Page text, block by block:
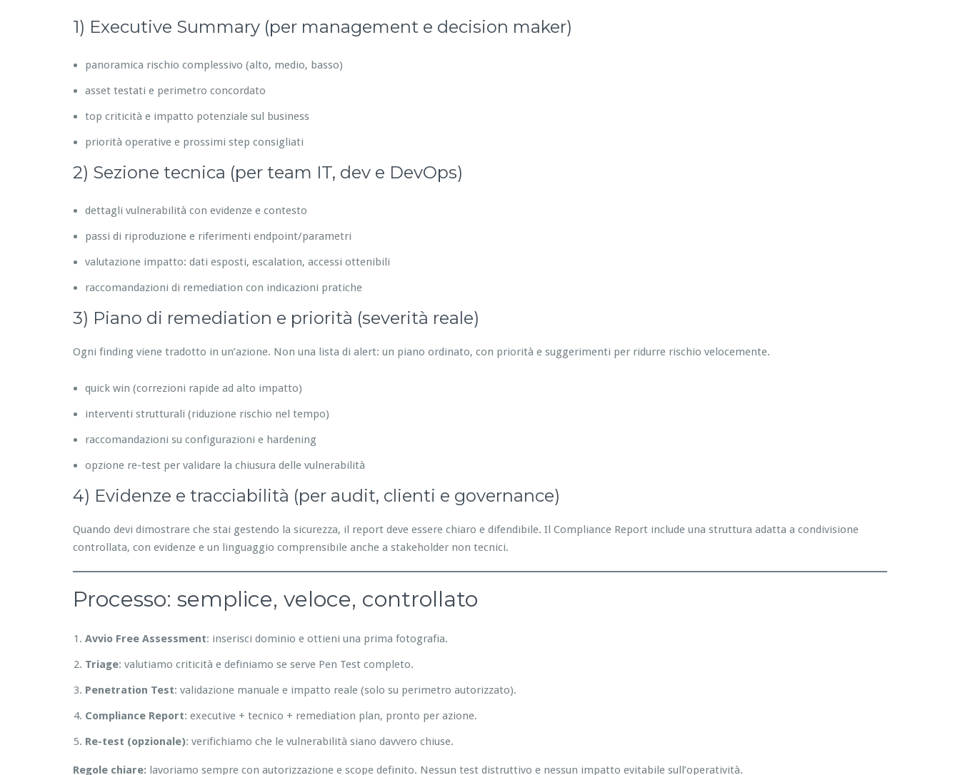
1) Executive Summary (per management e decision maker)
panoramica rischio complessivo (alto, medio, basso)
asset testati e perimetro concordato
top criticità e impatto potenziale sul business
priorità operative e prossimi step consigliati
2) Sezione tecnica (per team IT, dev e DevOps)
dettagli vulnerabilità con evidenze e contesto
passi di riproduzione e riferimenti endpoint/parametri
valutazione impatto: dati esposti, escalation, accessi ottenibili
raccomandazioni di remediation con indicazioni pratiche
3) Piano di remediation e priorità (severità reale)
Ogni finding viene tradotto in un’azione. Non una lista di alert: un piano ordinato, con priorità e suggerimenti per ridurre rischio velocemente.
quick win (correzioni rapide ad alto impatto)
interventi strutturali (riduzione rischio nel tempo)
raccomandazioni su configurazioni e hardening
opzione re-test per validare la chiusura delle vulnerabilità
4) Evidenze e tracciabilità (per audit, clienti e governance)
Quando devi dimostrare che stai gestendo la sicurezza, il report deve essere chiaro e difendibile. Il Compliance Report include una struttura adatta a condivisione
controllata, con evidenze e un linguaggio comprensibile anche a stakeholder non tecnici.
Processo: semplice, veloce, controllato
Avvio Free Assessment: inserisci dominio e ottieni una prima fotografia.
Triage: valutiamo criticità e definiamo se serve Pen Test completo.
Penetration Test: validazione manuale e impatto reale (solo su perimetro autorizzato).
Compliance Report: executive + tecnico + remediation plan, pronto per azione.
Re-test (opzionale): verifichiamo che le vulnerabilità siano davvero chiuse.
Regole chiare: lavoriamo sempre con autorizzazione e scope definito. Nessun test distruttivo e nessun impatto evitabile sull’operatività.